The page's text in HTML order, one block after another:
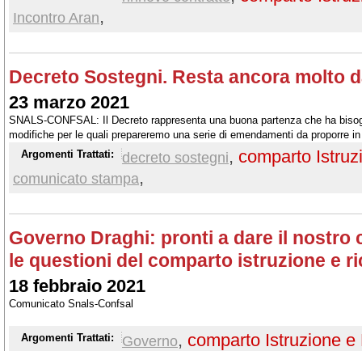
Incontro Aran,
Decreto Sostegni. Resta ancora molto
23 marzo 2021
SNALS-CONFSAL: Il Decreto rappresenta una buona partenza che ha
modifiche per le quali prepareremo una serie di emendamenti da proporre
Argomenti Trattati:
decreto sostegni, comparto
comunicato stampa,
Governo Draghi: pronti a dare il nostro
le questioni del comparto istruzione e
18 febbraio 2021
Comunicato Snals-Confsal
Argomenti Trattati: Governo, comparto Istruzione e